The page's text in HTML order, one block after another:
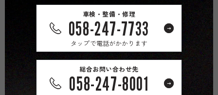
車検・整備・修理
058-247-7733
タップで電話がかかります
総合お問い合わせ先
058-247-8001